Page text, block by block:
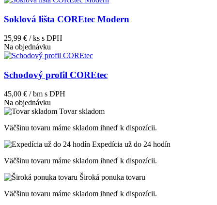
Soklová lišta COREtec Modern
25,99 € / ks s DPH
Na objednávku
Schodový profil COREtec
45,00 € / bm s DPH
Na objednávku
Tovar skladom
Väčšinu tovaru máme skladom ihneď k dispozícii.
Expedícia už do 24 hodín
Väčšinu tovaru máme skladom ihneď k dispozícii.
Široká ponuka tovaru
Väčšinu tovaru máme skladom ihneď k dispozícii.